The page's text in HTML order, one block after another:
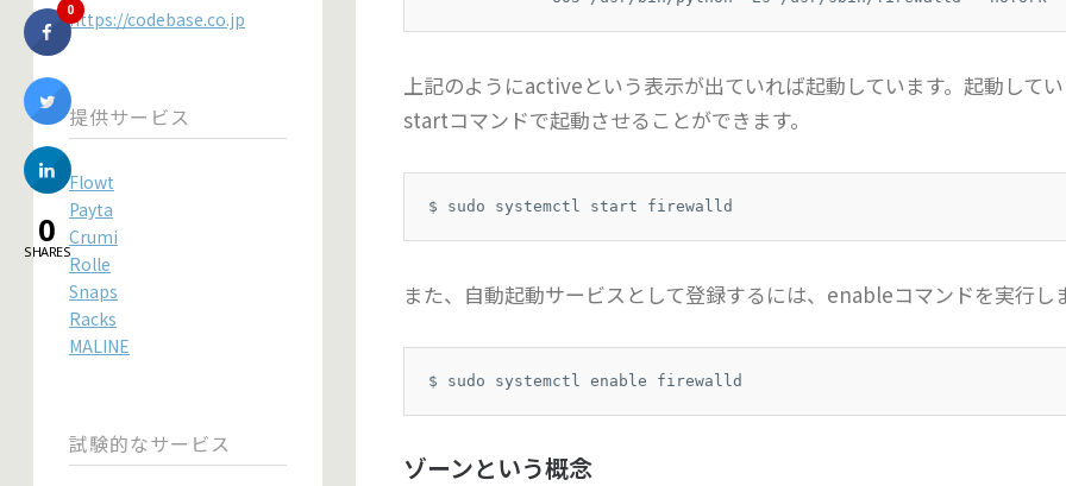
https://codebase.co.jp
提供サービス
Flowt
Payta
Crumi
Rolle
Snaps
Racks
MALINE
試験的なサービス
上記のようにactiveという表示が出ていれば起動しています。起動して
startコマンドで起動させることができます。
$ sudo systemctl start firewalld
また、自動起動サービスとして登録するには、enableコマンドを実行し
$ sudo systemctl enable firewalld
ゾーンという概念
0
0
SHARES